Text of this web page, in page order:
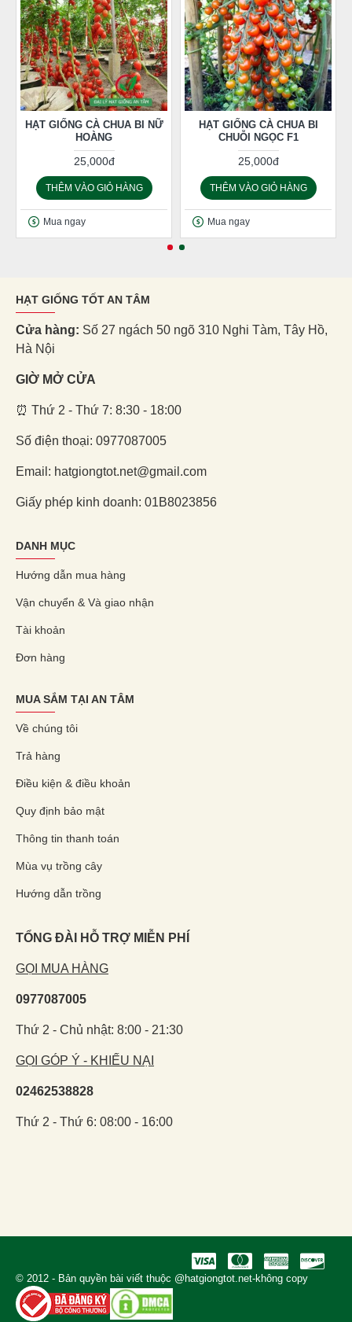
HẠT GIỐNG CÀ CHUA BI NỮ
HOÀNG
25,000đ
THÊM VÀO GIỎ HÀNG
Mua ngay
HẠT GIỐNG CÀ CHUA BI
CHUỖI NGỌC F1
25,000đ
THÊM VÀO GIỎ HÀNG
Mua ngay
HẠT GIỐNG TỐT AN TÂM
Cửa hàng: Số 27 ngách 50 ngõ 310 Nghi Tàm, Tây Hồ,
Hà Nội
GIỜ MỞ CỬA
⏰ Thứ 2 - Thứ 7: 8:30 - 18:00
Số điện thoại: 0977087005
Email: hatgiongtot.net@gmail.com
Giấy phép kinh doanh: 01B8023856
DANH MỤC
Hướng dẫn mua hàng
Vận chuyển & Và giao nhận
Tài khoản
Đơn hàng
MUA SẮM TẠI AN TÂM
Về chúng tôi
Trả hàng
Điều kiện & điều khoản
Quy định bảo mật
Thông tin thanh toán
Mùa vụ trồng cây
Hướng dẫn trồng
TỔNG ĐÀI HỖ TRỢ MIỄN PHÍ
GỌI MUA HÀNG
0977087005
Thứ 2 - Chủ nhật: 8:00 - 21:30
GỌI GÓP Ý - KHIẾU NẠI
02462538828
Thứ 2 - Thứ 6: 08:00 - 16:00
© 2012 - Bản quyền bài viết thuộc @hatgiongtot.net-không copy